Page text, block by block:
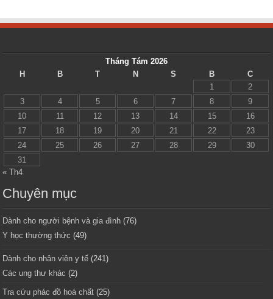
Tháng Tám 2026
H
B T N S B
C
1
2
3
4 5 6 7 8
9
10
11 12 13 14 15
16
17
18 19 20 21 22
23
24
25 26 27 28 29
30
31
« Th4
Chuyên mục
Dành cho người bệnh và gia đình (76)
Y học thường thức (49)
Dành cho nhân viên y tế (241)
Các ung thư khác (2)
Tra cứu phác đồ hoá chất (25)